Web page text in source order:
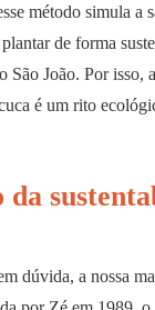
método simula a
de forma
São João. Por isso,
é um rito
da
dúvida, a nossa